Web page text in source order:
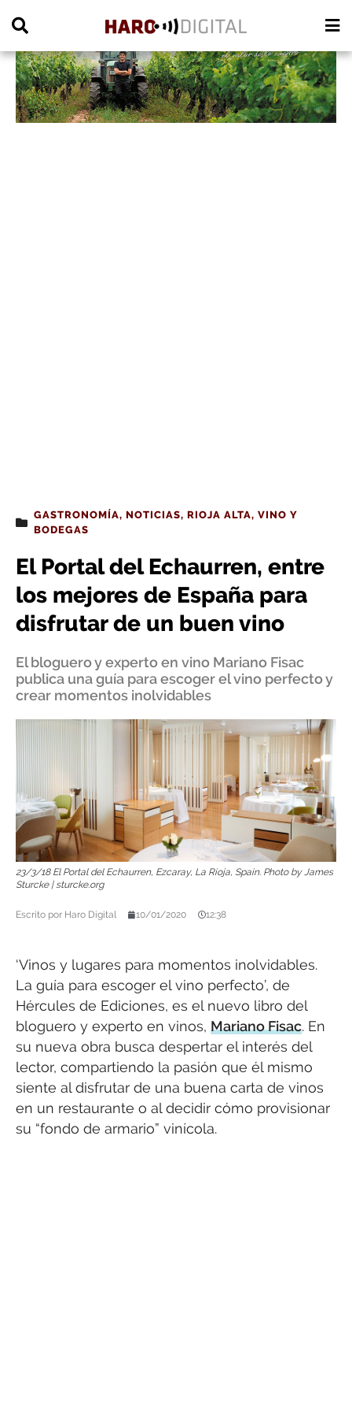
GASTRONOMÍA, NOTICIAS, RIOJA ALTA, VINO Y
BODEGAS
El Portal del Echaurren, entre
los mejores de España para
disfrutar de un buen vino
El bloguero y experto en vino Mariano Fisac
publica una guía para escoger el vino perfecto y
crear momentos inolvidables
23/3/18 El Portal del Echaurren, Ezcaray, La Rioja, Spain. Photo by James
Sturcke | sturcke.org
Escrito por Haro Digital 10/01/2020 12:38
‘Vinos y lugares para momentos inolvidables.
La guía para escoger el vino perfecto’, de
Hércules de Ediciones, es el nuevo libro del
bloguero y experto en vinos, Mariano Fisac. En
su nueva obra busca despertar el interés del
lector, compartiendo la pasión que él mismo
siente al disfrutar de una buena carta de vinos
en un restaurante o al decidir cómo provisionar
su “fondo de armario” vinícola.